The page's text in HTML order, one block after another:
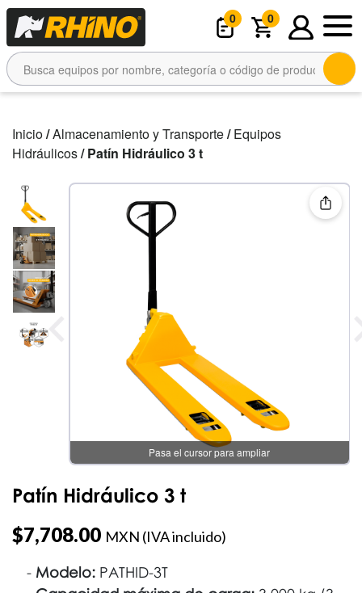
0 0
Inicio/Almacenamiento y Transporte/Equipos
Hidráulicos/ Patín Hidráulico 3 t
Pasa el cursor para ampliar
Patín Hidráulico 3 t
$7,708.00 MXN (IVA incluido)
Modelo: PATHID-3T